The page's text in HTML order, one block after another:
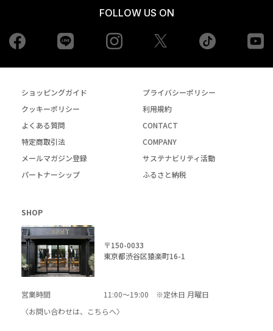
FOLLOW US ON
Facebook Instagram tiktok
ショッピングガイド
プライバシーポリシー
クッキーポリシー
利用規約
よくある質問
CONTACT
特定商取引法
COMPANY
メールマガジン登録
サステナビリティ活動
パートナーシップ
ふるさと納税
SHOP
〒150-0033
東京都渋谷区猿楽町16-1
営業時間
11:00～19:00 ※定休日 月曜日
〈お問い合わせは、
こちらへ〉